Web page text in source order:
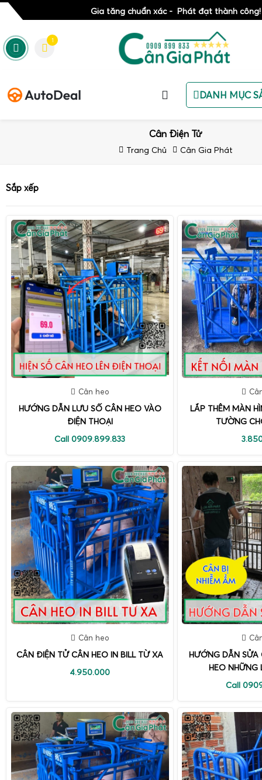
Gia tăng chuẩn xác - Phát đạt thành công!
1
DANH MỤC
Cân Điện Tử
Trang Chủ Cân Gia Phát
Sắp xếp
Cân heo
HƯỚNG DẪN LƯU SỐ CÂN HEO VÀO
ĐIỆN THOẠI
Call 0909.899.833
LẮP THÊM MÀN
TƯỜNG
Cân heo
CÂN ĐIỆN TỬ CÂN HEO IN BILL TỪ XA
4.950.000
HƯỚNG DẪN
HEO NHỮNG
Call